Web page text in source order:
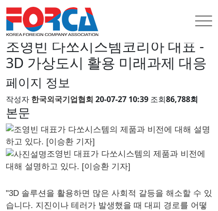
INFORMATION
회원사뉴스
조영빈 다쏘시스템코리아 대표 -
3D 가상도시 활용 미래과제 대응
페이지 정보
작성자 한국외국기업협회 20-07-27 10:39 조회86,788회
본문
조영빈 대표가 다쏘시스템의 제품과 비전에
대해 설명하고 있다. [이승환 기자]
"3D 솔루션을 활용하면 많은 사회적 갈등을 해소할 수 있
습니다. 지진이나 테러가 발생했을 때 대피 경로를 어떻